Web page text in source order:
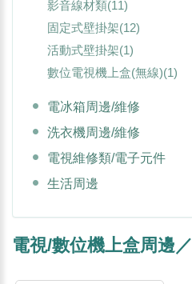
影音線材類(11)
固定式壁掛架(12)
活動式壁掛架(1)
數位電視機上盒(無線)(1)
電冰箱周邊/維修
洗衣機周邊/維修
電視維修類/電子元件
生活周邊
電視/數位機上盒周邊／